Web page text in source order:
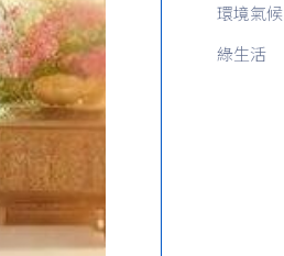
環境氣候
綠生活